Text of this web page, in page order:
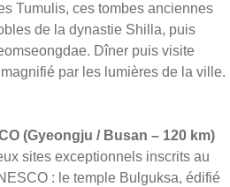
Tumulis, ces tombes anciennes
de la dynastie Shilla, puis
Dîner puis visite
par les lumières de la ville.
(Gyeongju / Busan – 120 km)
sites exceptionnels inscrits au
: le temple Bulguksa, édifié